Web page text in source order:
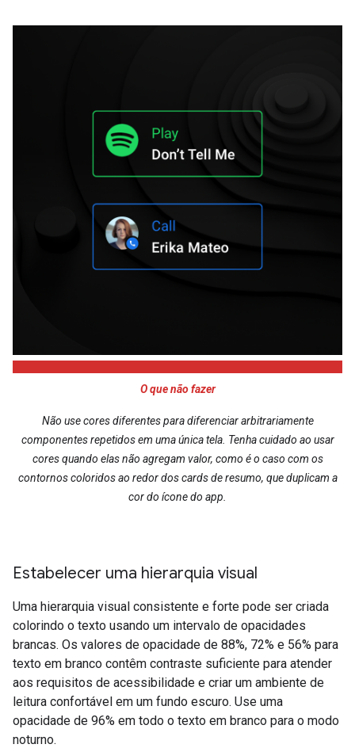
O que não fazer
Não use cores diferentes para diferenciar arbitrariamente
componentes repetidos em uma única tela. Tenha cuidado ao usar
cores quando elas não agregam valor, como é o caso com os
contornos coloridos ao redor dos cards de resumo, que duplicam a
cor do ícone do app.
Estabelecer uma hierarquia visual
Uma hierarquia visual consistente e forte pode ser criada
colorindo o texto usando um intervalo de opacidades
brancas. Os valores de opacidade de 88%, 72% e 56% para
texto em branco contêm contraste suficiente para atender
aos requisitos de acessibilidade e criar um ambiente de
leitura confortável em um fundo escuro. Use uma
opacidade de 96% em todo o texto em branco para o modo
noturno.